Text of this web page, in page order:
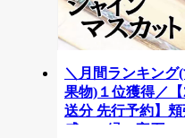
＼月間ランキング(
果物)１位獲得／【
送分 先行予約】
感 〜緑の宝石・